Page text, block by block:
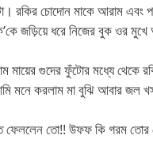
রকির চোদোন মাকে আরাম
জড়িয়ে ধরে নিজের বুক ওর
গুদের ফুঁটোর মধ্যে থেকে
মনে করলাম মা বুঝি আবার জল
ফেললেন তো!! উফফ কি গরম তোর